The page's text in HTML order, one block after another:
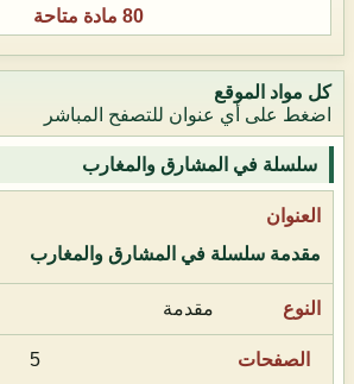
80 مادة متاحة
كل مواد الموقع
اضغط على أي عنوان للتصفح المباشر
سلسلة في المشارق والمغارب
مقدمة سلسلة في المشارق والمغارب
مقدمة
5